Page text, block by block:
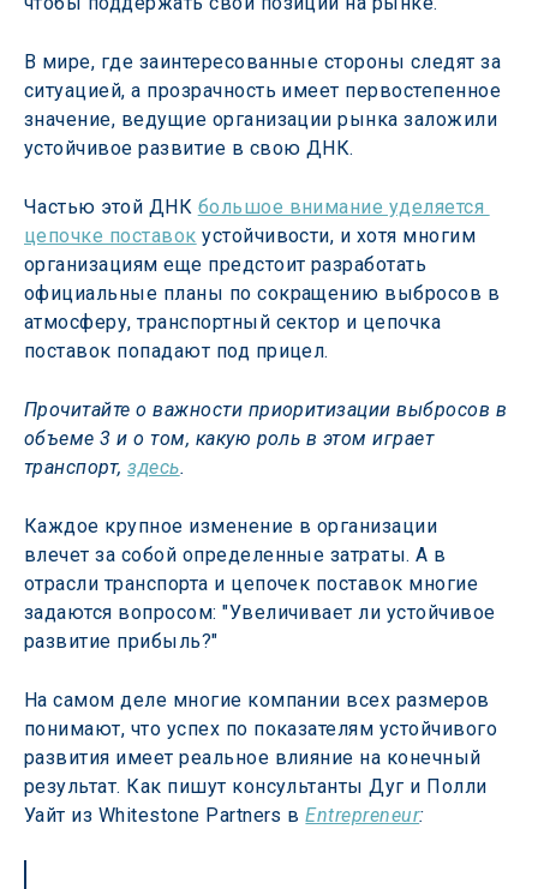
В мире, где заинтересованные стороны следят за
ситуацией, а прозрачность имеет первостепенное
значение, ведущие организации рынка заложили
устойчивое развитие в свою ДНК.
Частью этой ДНК большое внимание уделяется
цепочке поставок устойчивости, и хотя многим
организациям еще предстоит разработать
официальные планы по сокращению выбросов в
атмосферу, транспортный сектор и цепочка
поставок попадают под прицел.
Прочитайте о важности приоритизации выбросов в
объеме 3 и о том, какую роль в этом играет
транспорт, здесь.
Каждое крупное изменение в организации
влечет за собой определенные затраты. А в
отрасли транспорта и цепочек поставок многие
задаются вопросом: "Увеличивает ли устойчивое
развитие прибыль?"
На самом деле многие компании всех размеров
понимают, что успех по показателям устойчивого
развития имеет реальное влияние на конечный
результат. Как пишут консультанты Дуг и Полли
Уайт из Whitestone Partners в Entrepreneur: